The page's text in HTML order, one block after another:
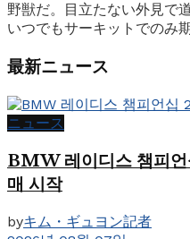
野獣だ。目立たない外見で
いつでもサーキットでのみ
最新ニュース
ニュース
BMW 레이디스 챔피
매 시작
byキム・ギュヨン記者